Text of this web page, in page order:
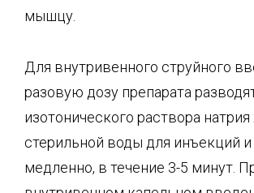
мышцу.
Для внутривенного струйного
разовую дозу препарата
изотонического раствора
стерильной воды для инъекций
медленно, в течение 3-5 минут.